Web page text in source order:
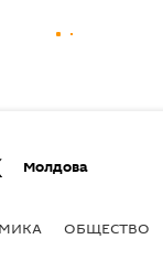
Молдова
ОБЩЕСТВО